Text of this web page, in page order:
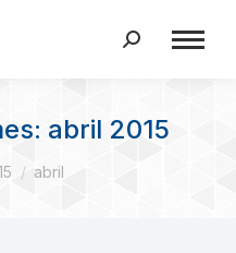
Buscar:
abril 2015
abril